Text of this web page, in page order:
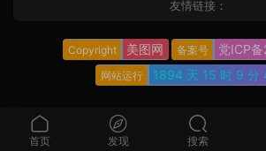
友情链接：
Copyright 美图网 备案号 党ICP
网站运行 1894 天 15 时 9 分
首页 发现 搜索